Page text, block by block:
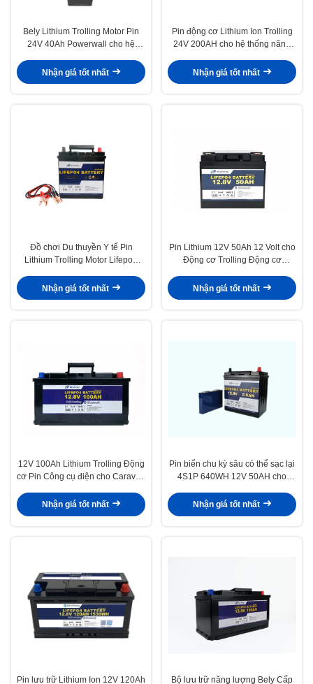
Bely Lithium Trolling Motor Pin
24V 40Ah Powerwall cho hệ
Nhận giá tốt nhất
Pin động cơ Lithium Ion Trolling
24V 200AH cho hệ thống năng
Nhận giá tốt nhất
Đồ chơi Du thuyền Y tế Pin
Lithium Trolling Motor Lifepo4
Nhận giá tốt nhất
Pin Lithium 12V 50Ah 12 Volt cho
Động cơ Trolling Động cơ
Nhận giá tốt nhất
12V 100Ah Lithium Trolling Động
cơ Pin Công cụ điện cho Caravan
Nhận giá tốt nhất
Pin biển chu kỳ sâu có thể sạc lại
4S1P 640WH 12V 50AH cho
Nhận giá tốt nhất
Pin lưu trữ Lithium Ion 12V 120Ah
Bộ lưu trữ năng lượng Bely Cấp